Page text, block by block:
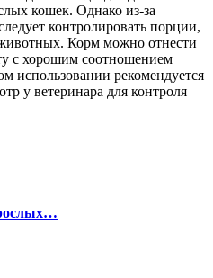
кошек. Однако из-за
контролировать порции,
Корм можно отнести
с хорошим соотношением
использовании рекомендуется
у ветеринара для контроля